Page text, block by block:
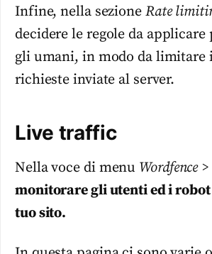
Infine, nella sezione Rate
decidere le regole da applicare
gli umani, in modo da limitare
richieste inviate al server.
Live traffic
Nella voce di menu Wordfence
monitorare gli utenti ed i
tuo sito.